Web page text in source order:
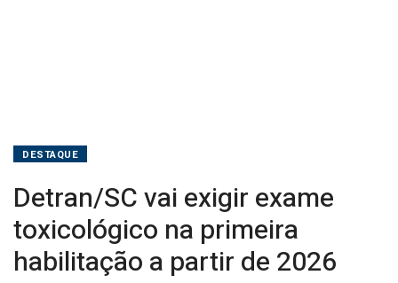
DESTAQUE
Detran/SC vai exigir exame
toxicológico na primeira
habilitação a partir de 2026